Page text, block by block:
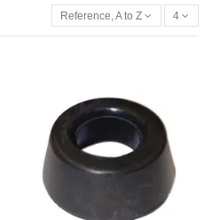
Reference, A to Z 4